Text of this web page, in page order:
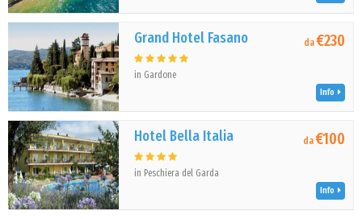
Grand Hotel Fasano
in Gardone
da€230
Info
Hotel Bella Italia
in Peschiera del Garda
da€100
Info